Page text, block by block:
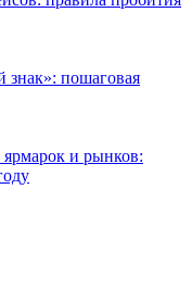
пошаговая
и рынков: